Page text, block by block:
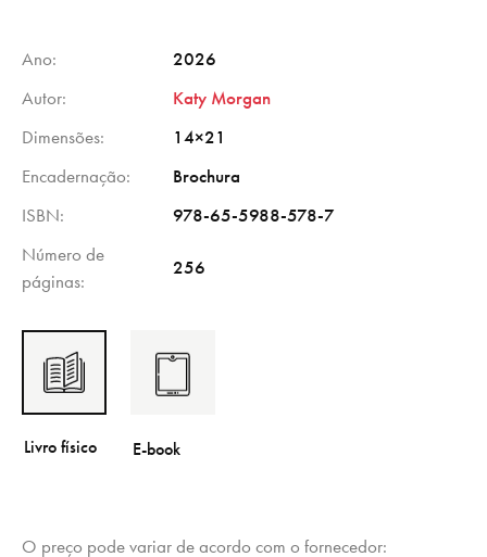
Ano
2026
Autor
Katy Morgan
Dimensões
14×21
Encadernação
Brochura
ISBN
978-65-5988-578-7
Número de
páginas
256
O preço pode variar de acordo com o fornecedor: